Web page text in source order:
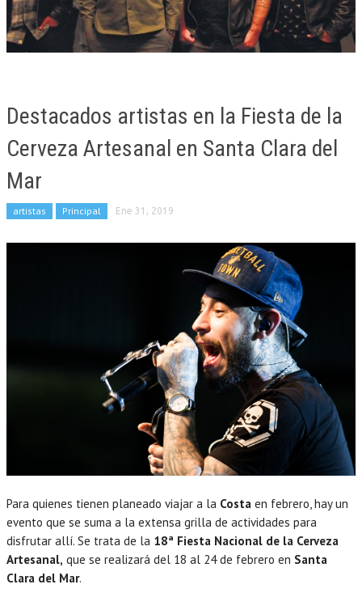
Destacados artistas en la Fiesta de la
Cerveza Artesanal en Santa Clara del
Mar
artistas Principal Ene 31, 2019
Para quienes tienen planeado viajar a la Costa en febrero, hay un
evento que se suma a la extensa grilla de actividades para
disfrutar allí. Se trata de la 18ª Fiesta Nacional de la Cerveza
Artesanal, que se realizará del 18 al 24 de febrero en Santa
Clara del Mar.